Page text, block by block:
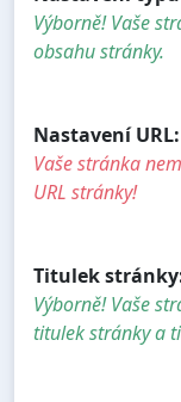
Výborně! Vaše
obsahu stránky.
Nastavení URL:
Vaše stránka
URL stránky!
Titulek
Výborně! Vaše
titulek stránky a